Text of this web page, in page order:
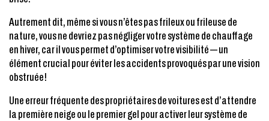
Autrement dit, même si vous n’êtes pas frileux ou frileuse de
nature, vous ne devriez pas négliger votre système de chauffage
en hiver, car il vous permet d’optimiser votre visibilité — un
élément crucial pour éviter les accidents provoqués par une vision
obstruée!
Une erreur fréquente des propriétaires de voitures est d’attendre
la première neige ou le premier gel pour activer leur système de